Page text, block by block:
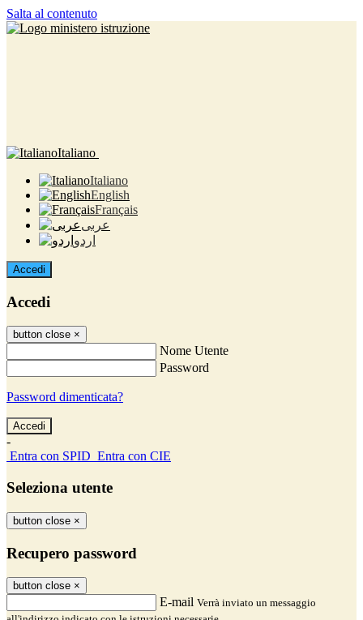
Salta al contenuto
Italiano
Italiano
English
Français
عربى
اردو
Accedi
Accedi
button close ×
Nome Utente
Password
Password dimenticata?
-
Entra con SPID Entra con CIE
Seleziona utente
button close ×
Recupero password
button close ×
E-mail Verrà inviato un messaggio